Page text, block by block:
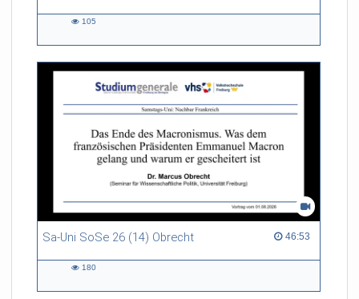
105
Sa-Uni SoSe 26 (14) Obrecht 46:53
46:53 duration
180